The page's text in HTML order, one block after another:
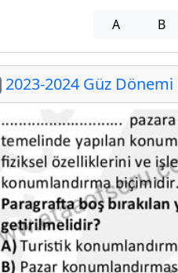
A B
2023-2024 Güz Dönemi